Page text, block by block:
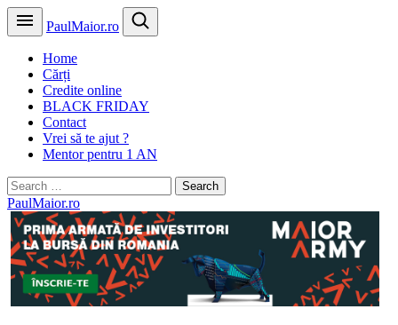
PaulMaior.ro
Home
Cărți
Credite online
BLACK FRIDAY
Contact
Vrei să te ajut ?
Mentor pentru 1 AN
Search
for:
PaulMaior.ro